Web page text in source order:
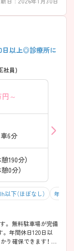
日以上◎診療所に
社員)
円～
6分
190分）
0分）
以下（ほぼなし） 年間休
備
以
確保できます！ 日